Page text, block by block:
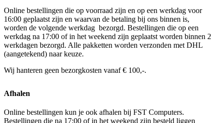
Online bestellingen die op voorraad zijn en op een werkdag voor
16:00 geplaatst zijn en waarvan de betaling bij ons binnen is,
worden de volgende werkdag bezorgd. Bestellingen die op een
werkdag na 17:00 of in het weekend zijn geplaatst worden binnen 2
werkdagen bezorgd. Alle pakketten worden verzonden met DHL
(aangetekend) naar keuze.
Wij hanteren geen bezorgkosten vanaf € 100,-.
Afhalen
Online bestellingen kun je ook afhalen bij FST Computers.
Bestellingen die na 17:00 of in het weekend zijn besteld liggen